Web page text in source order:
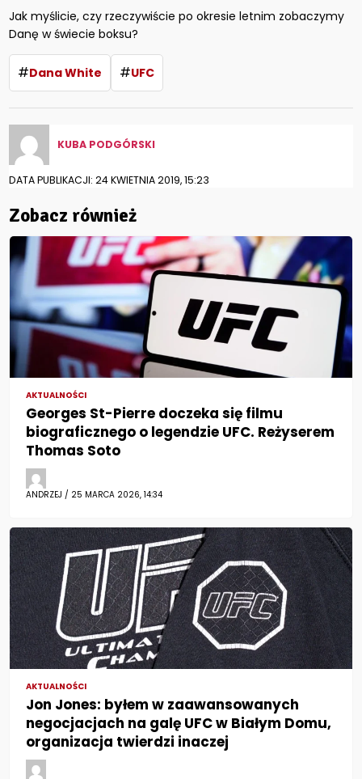
Jak myślicie, czy rzeczywiście po okresie letnim zobaczymy
Danę w świecie boksu?
#Dana White #UFC
KUBA PODGÓRSKI
DATA PUBLIKACJI: 24 KWIETNIA 2019, 15:23
Zobacz również
AKTUALNOŚCI
Georges St-Pierre doczeka się filmu
biograficznego o legendzie UFC. Reżyserem
Thomas Soto
ANDRZEJ / 25 MARCA 2026, 14:34
AKTUALNOŚCI
Jon Jones: byłem w zaawansowanych
negocjacjach na galę UFC w Białym Domu,
organizacja twierdzi inaczej